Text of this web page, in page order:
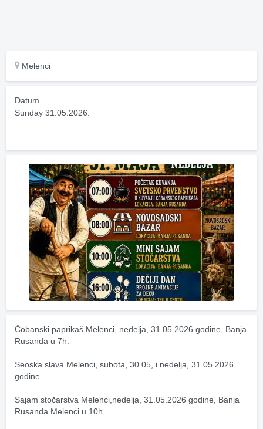
Melenci
Datum
Sunday 31.05.2026.
Čobanski paprikaš Melenci, nedelja, 31.05.2026 godine, Banja
Rusanda u 7h.
Seoska slava Melenci, subota, 30.05, i nedelja, 31.05.2026
godine.
Sajam stočarstva Melenci,nedelja, 31.05.2026 godine, Banja
Rusanda Melenci u 10h.